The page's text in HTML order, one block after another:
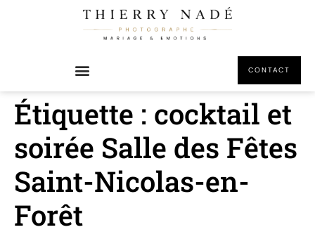
CONTACT
Étiquette : cocktail et
soirée Salle des Fêtes
Saint-Nicolas-en-
Forêt